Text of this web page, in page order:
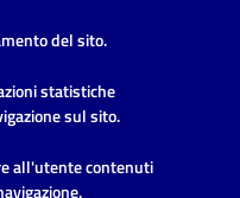
del sito.
statistiche
sul sito.
all'utente contenuti